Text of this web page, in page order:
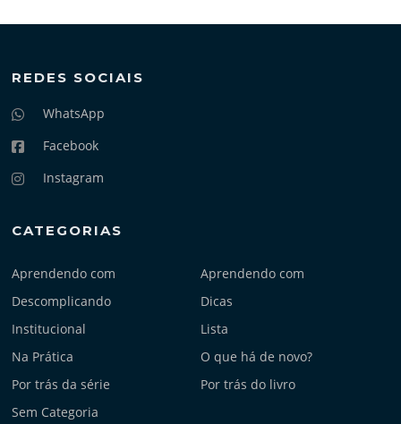
REDES SOCIAIS
WhatsApp
Facebook
Instagram
CATEGORIAS
Aprendendo com
Aprendendo com
Descomplicando
Dicas
Institucional
Lista
Na Prática
O que há de novo?
Por trás da série
Por trás do livro
Sem Categoria